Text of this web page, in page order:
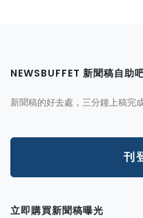
NEWSBUFFET 新聞稿自助
新聞稿的好去處，三分鐘上稿完
刊
立即購買新聞稿曝光